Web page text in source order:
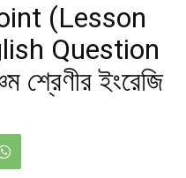
(Lesson
Question
ইংরেজি